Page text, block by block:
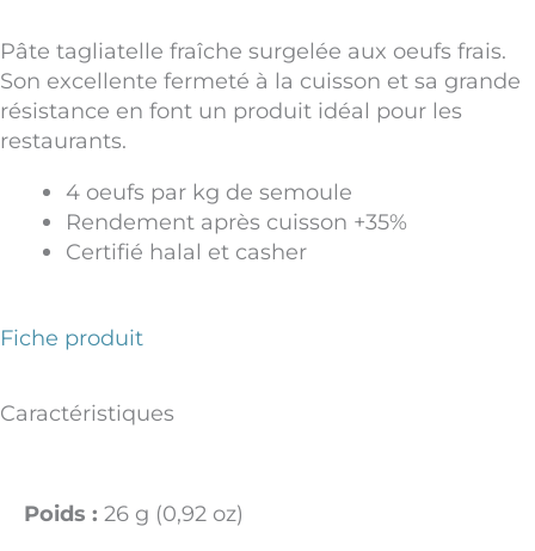
Pâte tagliatelle fraîche surgelée aux oeufs frais.
Son excellente fermeté à la cuisson et sa grande
résistance en font un produit idéal pour les
restaurants.
4 oeufs par kg de semoule
Rendement après cuisson +35%
Certifié halal et casher
Fiche produit
Caractéristiques
Poids : 26 g (0,92 oz)